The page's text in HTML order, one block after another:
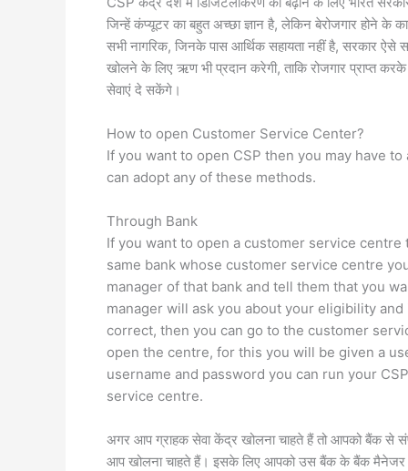
जिन्हें कंप्यूटर का बहुत अच्छा ज्ञान है, लेकिन बेरोजगार होने
सभी नागरिक, जिनके पास आर्थिक सहायता नहीं है, सरकार
खोलने के लिए ऋण भी प्रदान करेगी, ताकि रोजगार प्राप्त
सेवाएं दे सकेंगे।
How to open Customer Service Center?
If you want to open CSP then you may have
can adopt any of these methods.
Through Bank
If you want to open a customer service
same bank whose customer service centre
manager of that bank and tell them that you
manager will ask you about your eligibility
correct, then you can go to the customer
open the centre, for this you will be given a
username and password you can run your
service centre.
अगर आप ग्राहक सेवा केंद्र खोलना चाहते हैं तो आपको बैंक से
आप खोलना चाहते हैं। इसके लिए आपको उस बैंक के बैंक मैनेजर से